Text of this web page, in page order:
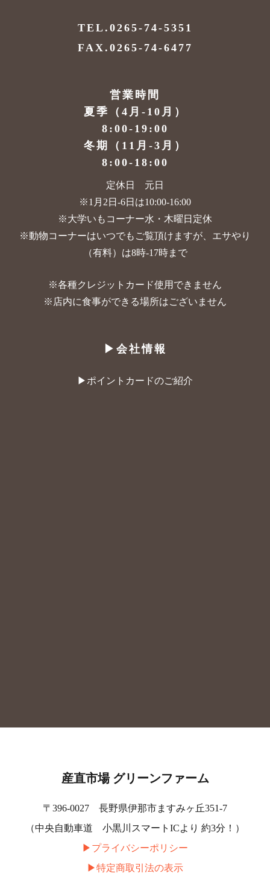
TEL.0265-74-5351
FAX.0265-74-6477
営業時間
夏季（4月-10月）
8:00-19:00
冬期（11月-3月）
8:00-18:00
定休日 元日
※1月2日-6日は10:00-16:00
※大学いもコーナー水・木曜日定休
※動物コーナーはいつでもご覧頂けますが、 エサやり
（有料）は8時-17時まで
※各種クレジットカード使用できません
※店内に食事ができる場所はございません
▶︎会社情報
▶︎ポイントカードのご紹介
産直市場 グリーンファーム
〒396-0027 長野県伊那市ますみヶ丘351-7
（中央自動車道 小黒川スマートICより 約3分！）
▶︎プライバシーポリシー
▶︎特定商取引法の表示